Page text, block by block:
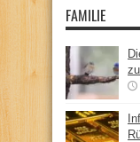
FAMILIE